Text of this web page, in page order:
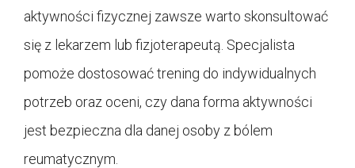
aktywności fizycznej zawsze warto skonsultować
się z lekarzem lub fizjoterapeutą. Specjalista
pomoże dostosować trening do indywidualnych
potrzeb oraz oceni, czy dana forma aktywności
jest bezpieczna dla danej osoby z bólem
reumatycznym.